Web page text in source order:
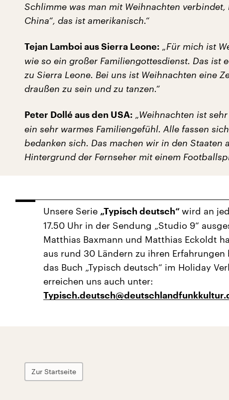
Schlimme was man mit Weihnachten verbindet,
China“, das ist amerikanisch.“
Tejan Lamboi aus Sierra Leone: „Für mich ist
wie so ein großer Familiengottesdienst. Das ist
zu Sierra Leone. Bei uns ist Weihnachten eine
draußen zu sein und zu tanzen.“
Peter Dollé aus den USA: „Weihnachten ist
ein sehr warmes Familiengefühl. Alle fassen
bedanken sich. Das machen wir in den Staaten
Hintergrund der Fernseher mit einem
Unsere Serie „Typisch deutsch“ wird an
17.50 Uhr in der Sendung „Studio 9“
Matthias Baxmann und Matthias Eckoldt
aus rund 30 Ländern zu ihren
das Buch „Typisch deutsch“ im Holiday
erreichen uns auch unter:
Zur Startseite